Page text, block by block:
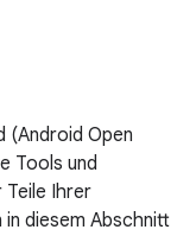
(Android Open
Tools und
Teile Ihrer
in diesem Abschnitt